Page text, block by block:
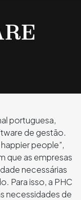
portuguesa,
de gestão.
people”,
que as empresas
necessárias
Para isso, a PHC
necessidades de